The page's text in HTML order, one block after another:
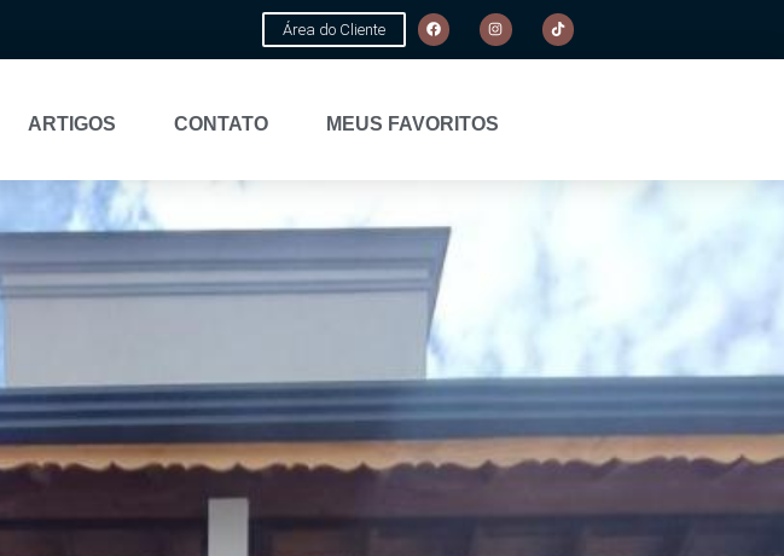
Área do Cliente
ARTIGOS CONTATO MEUS FAVORITOS